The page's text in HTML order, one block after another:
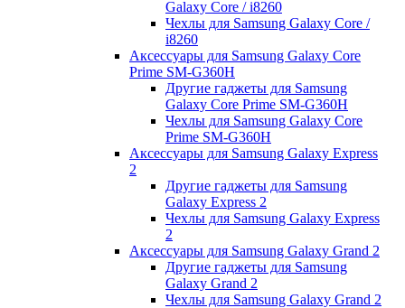
Galaxy Core / i8260
Чехлы для Samsung Galaxy Core /
i8260
Аксессуары для Samsung Galaxy Core
Prime SM-G360H
Другие гаджеты для Samsung
Galaxy Core Prime SM-G360H
Чехлы для Samsung Galaxy Core
Prime SM-G360H
Аксессуары для Samsung Galaxy Express
2
Другие гаджеты для Samsung
Galaxy Express 2
Чехлы для Samsung Galaxy Express
2
Аксессуары для Samsung Galaxy Grand 2
Другие гаджеты для Samsung
Galaxy Grand 2
Чехлы для Samsung Galaxy Grand 2